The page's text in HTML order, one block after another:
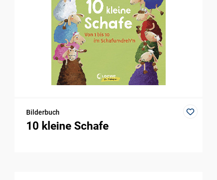
Bilderbuch
10 kleine Schafe